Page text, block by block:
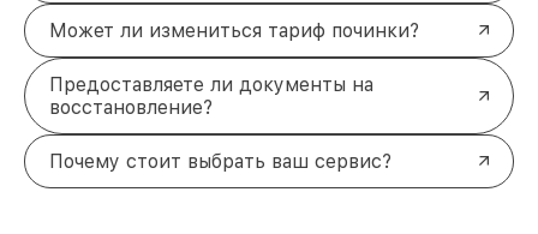
Может ли измениться тариф починки?
Предоставляете ли документы на
восстановление?
Почему стоит выбрать ваш сервис?